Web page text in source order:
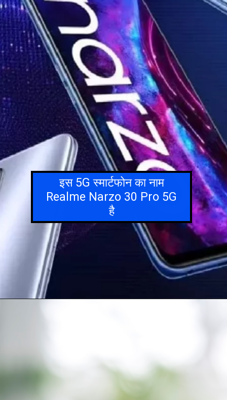
इस 5G स्मार्टफोन का नाम
Realme Narzo 30 Pro 5G
है